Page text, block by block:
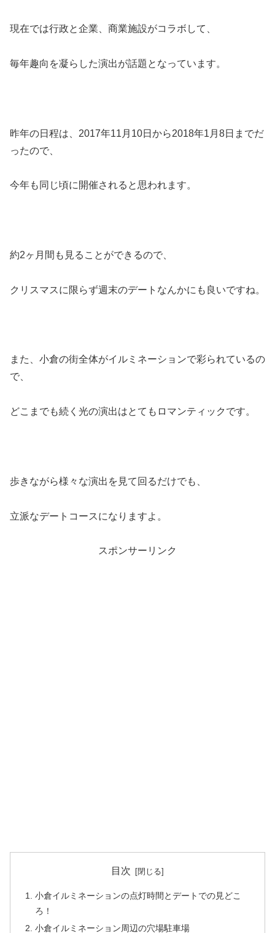
現在では行政と企業、商業施設がコラボして、
毎年趣向を凝らした演出が話題となっています。
昨年の日程は、2017年11月10日から2018年1月8日までだ
ったので、
今年も同じ頃に開催されると思われます。
約2ヶ月間も見ることができるので、
クリスマスに限らず週末のデートなんかにも良いですね。
また、小倉の街全体がイルミネーションで彩られているの
で、
どこまでも続く光の演出はとてもロマンティックです。
歩きながら様々な演出を見て回るだけでも、
立派なデートコースになりますよ。
スポンサーリンク
目次
小倉イルミネーションの点灯時間とデートでの見どこ
ろ！
小倉イルミネーション周辺の穴場駐車場